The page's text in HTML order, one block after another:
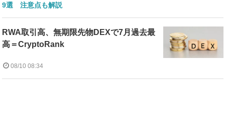
9選 注意点も解説
RWA取引高、無期限先物DEXで7月過去最
高＝CryptoRank
08/10 08:34